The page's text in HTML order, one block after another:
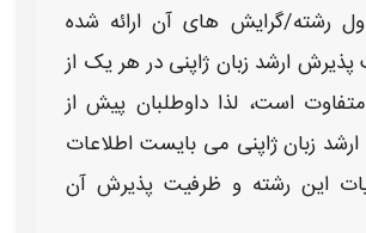
رشته/گرایش های آن ارائه شده
ارشد زبان ژاپنی در هر یک از
متفاوت است، لذا داوطلبان پیش از
زبان ژاپنی می بایست اطلاعات
این رشته و ظرفیت پذیرش آن